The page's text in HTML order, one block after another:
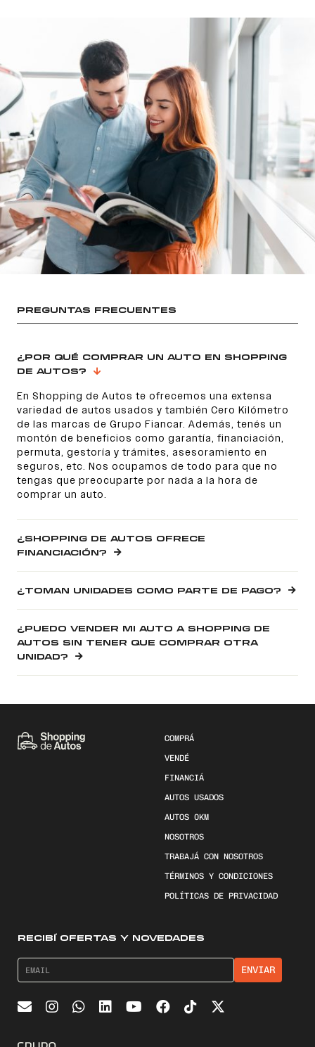
Encontranos en
PREGUNTAS FRECUENTES
¿POR QUÉ COMPRAR UN AUTO EN SHOPPING
DE AUTOS?
En Shopping de Autos te ofrecemos una extensa
variedad de autos usados y también Cero Kilómetro
de las marcas de Grupo Fiancar. Además, tenés un
montón de beneficios como garantía, financiación,
permuta, gestoría y trámites, asesoramiento en
seguros, etc. Nos ocupamos de todo para que no
tengas que preocuparte por nada a la hora de
comprar un auto.
¿SHOPPING DE AUTOS OFRECE
FINANCIACIÓN?
¿TOMAN UNIDADES COMO PARTE DE PAGO?
¿PUEDO VENDER MI AUTO A SHOPPING DE
AUTOS SIN TENER QUE COMPRAR OTRA
UNIDAD?
COMPRÁ
VENDÉ
FINANCIÁ
AUTOS USADOS
AUTOS 0KM
NOSOTROS
TRABAJÁ CON NOSOTROS
TÉRMINOS Y CONDICIONES
POLÍTICAS DE PRIVACIDAD
RECIBÍ OFERTAS Y NOVEDADES